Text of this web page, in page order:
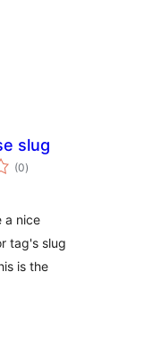
slug
(0টা
মুঠ)
a nice
tag's slug
is the